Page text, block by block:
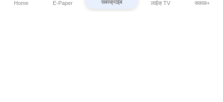
Home E-Paper सबस्क्राईब लाईव्ह TV सकाळ+